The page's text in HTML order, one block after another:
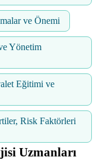
ve Önemi
Yönetim
Eğitimi ve
Risk Faktörleri
Uzmanları